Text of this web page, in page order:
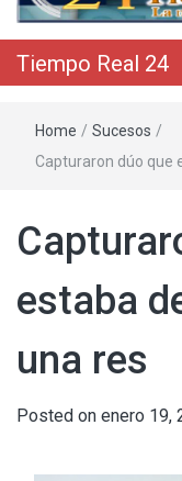
Tiempo Real 24
Home / Sucesos /
Capturaron dúo que
estaba
una res
Posted on enero 19,